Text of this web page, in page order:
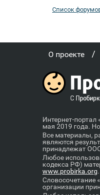
Список
О проекте /
Интернет-
мая 2019 года.
Все материалы,
являются
принадлежат
Любое
кодекса РФ)
www.probirka.org.
Словосочетание
организации